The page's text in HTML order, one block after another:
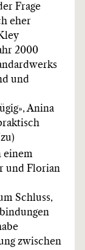
Frage
eher
2000
und
Anina
einem
und Florian
Schluss,
zwischen